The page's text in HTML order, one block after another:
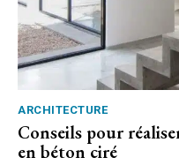
ARCHITECTURE
Conseils pour
en béton ciré